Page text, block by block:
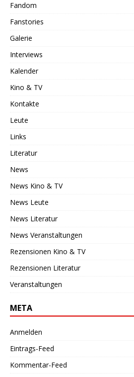
Fandom
Fanstories
Galerie
Interviews
Kalender
Kino & TV
Kontakte
Leute
Links
Literatur
News
News Kino & TV
News Leute
News Literatur
News Veranstaltungen
Rezensionen Kino & TV
Rezensionen Literatur
Veranstaltungen
META
Anmelden
Eintrags-Feed
Kommentar-Feed